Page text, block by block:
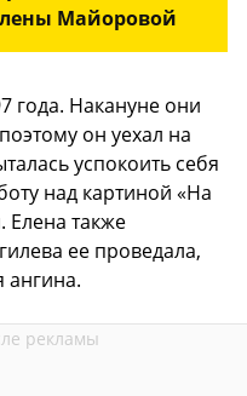
Майоровой
года. Накануне они
он уехал на
успокоить себя
над картиной «На
Елена также
ее проведала,
ангина.